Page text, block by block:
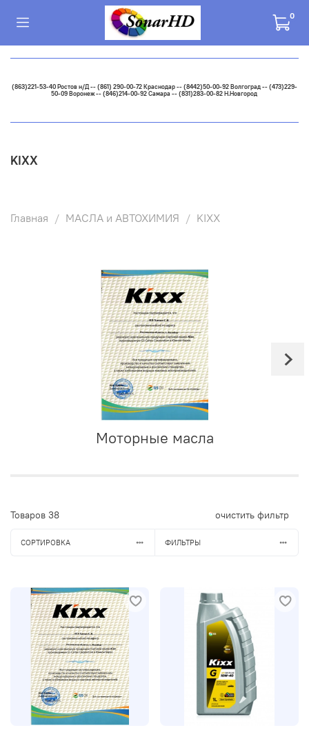
0
(863)221-53-40 Ростов н/Д -- (861) 290-00-72 Краснодар -- (8442)50-00-92 Волгоград -- (473)229-
50-09 Воронеж -- (846)214-00-92 Самара -- (831)283-00-82 Н.Новгород
KIXX
Главная МАСЛА и АВТОХИМИЯ KIXX
Моторные масла
Товаров 38 очистить фильтр
СОРТИРОВКА ФИЛЬТРЫ